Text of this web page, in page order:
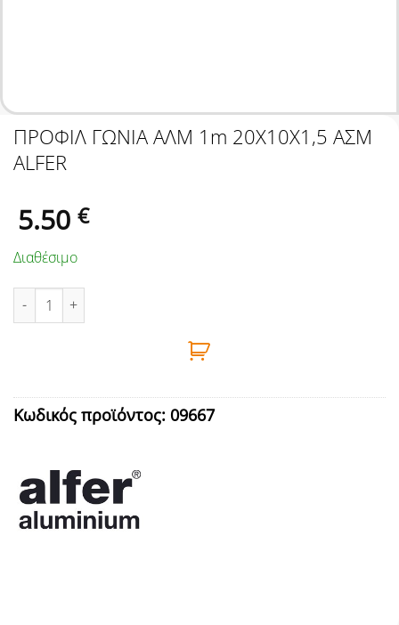
ΠΡΟΦΙΛ ΓΩΝΙΑ ΑΛΜ 1m 20X10X1,5 ΑΣΜ
ALFER
5.50 €
Διαθέσιμο
ΠΡΟΦΙΛ ΓΩΝΙΑ ΑΛΜ 1m 20X10X1,5 ΑΣΜ ALFER ποσότητα
Κωδικός προϊόντος: 09667